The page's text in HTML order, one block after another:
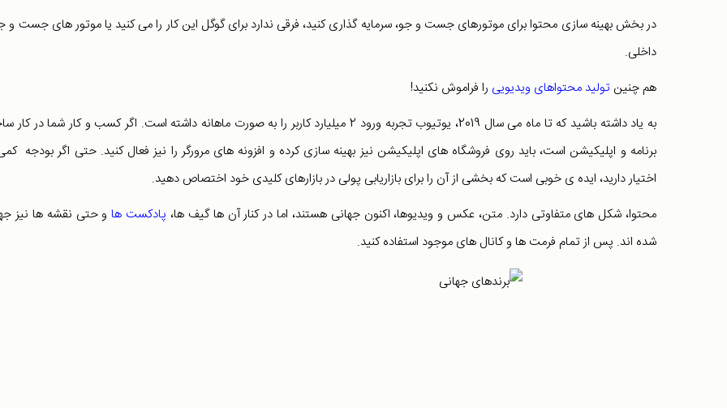
در بخش بهینه سازی محتوا برای موتورهای جست و جو، سرمایه گذاری کنید، فرقی ندارد برای گوگل این کار را می کنید یا موتور های جست
داخلی.
هم چنین تولید محتواهای ویدیویی را فراموش نکنید!
به یاد داشته باشید که تا ماه می سال 2019، یوتیوب تجربه ورود 2 میلیارد کاربر را به صورت ماهانه داشته است. اگر کسب و کار شما در
برنامه و اپلیکیشن است، باید روی فروشگاه های اپلیکیشن نیز بهینه سازی کرده و افزونه های مرورگر را نیز فعال کنید. حتی اگر بودجه
اختیار دارید، ایده ی خوبی است که بخشی از آن را برای بازاریابی پولی در بازارهای کلیدی خود اختصاص دهید.
محتوا، شکل های متفاوتی دارد. متن، عکس و ویدیوها، اکنون جهانی هستند، اما در کنار آن ها گیف ها، پادکست هاو حتی نقشه ها نیز
شده اند. پس از تمام فرمت ها و کانال های موجود استفاده کنید.